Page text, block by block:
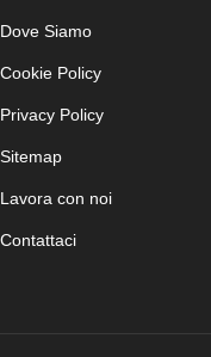
Dove Siamo
Cookie Policy
Privacy Policy
Sitemap
Lavora con noi
Contattaci